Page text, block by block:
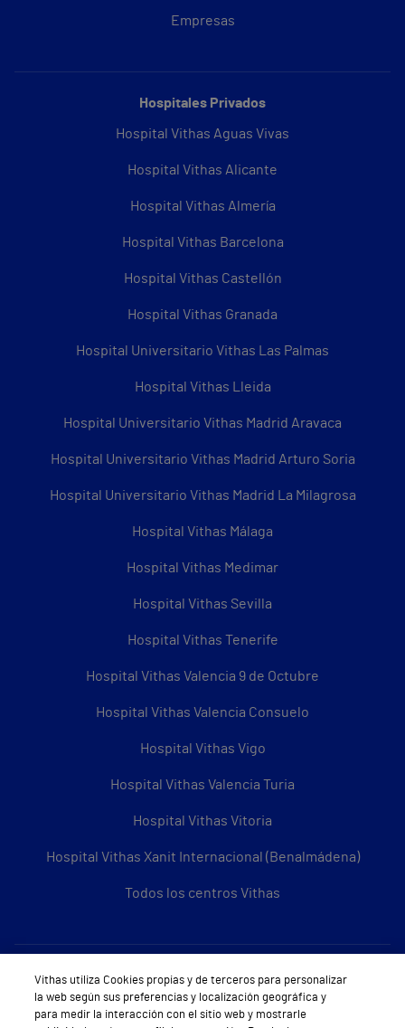
Empresas
Hospitales Privados
Hospital Vithas Aguas Vivas
Hospital Vithas Alicante
Hospital Vithas Almería
Hospital Vithas Barcelona
Hospital Vithas Castellón
Hospital Vithas Granada
Hospital Universitario Vithas Las Palmas
Hospital Vithas Lleida
Hospital Universitario Vithas Madrid Aravaca
Hospital Universitario Vithas Madrid Arturo Soria
Hospital Universitario Vithas Madrid La Milagrosa
Hospital Vithas Málaga
Hospital Vithas Medimar
Hospital Vithas Sevilla
Hospital Vithas Tenerife
Hospital Vithas Valencia 9 de Octubre
Hospital Vithas Valencia Consuelo
Hospital Vithas Vigo
Hospital Vithas Valencia Turia
Hospital Vithas Vitoria
Hospital Vithas Xanit Internacional (Benalmádena)
Todos los centros Vithas
Sobre Vithas
Quiénes somos
Vithas utiliza Cookies propias y de terceros para personalizar
la web según sus preferencias y localización geográfica y
para medir la interacción con el sitio web y mostrarle